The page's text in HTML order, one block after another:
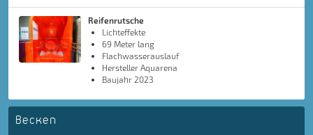
Reifenrutsche
Lichteffekte
69 Meter lang
Flachwasserauslauf
Hersteller Aquarena
Baujahr 2023
Becken